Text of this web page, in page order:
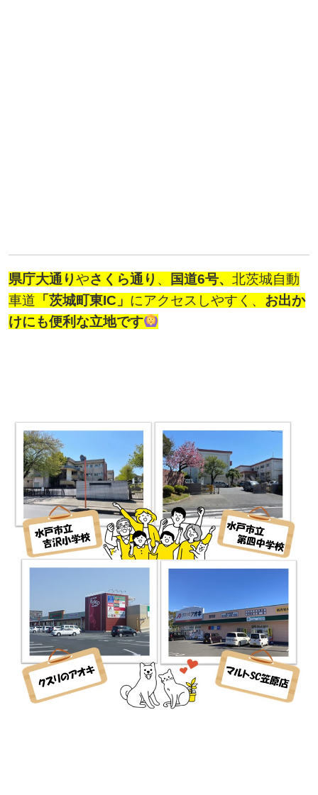
県庁大通りやさくら通り 、 国道6号、 北茨城自動
車道 「茨城町東IC」 にアクセスしやすく、 お出か
けにも便利な立地です